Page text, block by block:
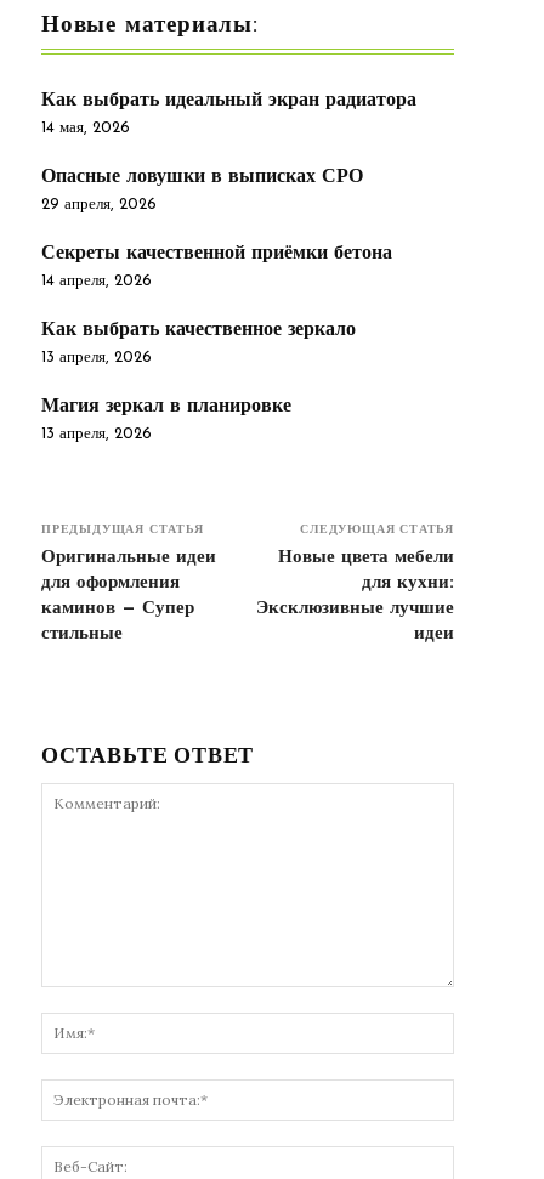
Новые материалы:
Как выбрать идеальный экран радиатора
14 мая, 2026
Опасные ловушки в выписках СРО
29 апреля, 2026
Секреты качественной приёмки бетона
14 апреля, 2026
Как выбрать качественное зеркало
13 апреля, 2026
Магия зеркал в планировке
13 апреля, 2026
ПРЕДЫДУЩАЯ СТАТЬЯ
Оригинальные идеи
для оформления
каминов — Супер
стильные
СЛЕДУЮЩАЯ СТАТЬЯ
Новые цвета мебели
для кухни:
Эксклюзивные лучшие
идеи
ОСТАВЬТЕ ОТВЕТ
почта:*